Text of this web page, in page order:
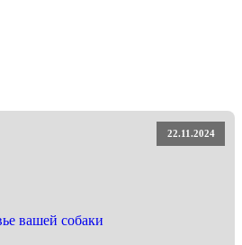
22.11.2024